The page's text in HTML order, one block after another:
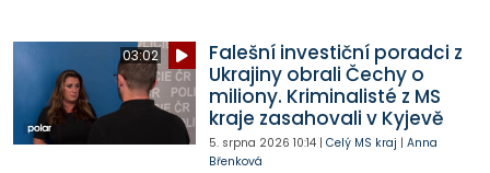
03:02
Falešní investiční poradci z
Ukrajiny obrali Čechy o
miliony. Kriminalisté z MS
kraje zasahovali v Kyjevě
5. srpna 2026 10:14| Celý MS kraj | Anna
Břenková